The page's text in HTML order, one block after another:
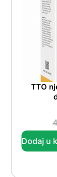
TTO
Dodaj u